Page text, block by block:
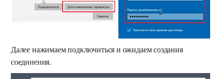
Далее нажимаем подключиться и ожидаем создания
соединения.